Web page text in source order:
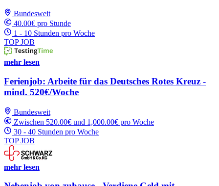
Bundesweit
40.00€ pro Stunde
1 - 10 Stunden pro Woche
TOP JOB
mehr lesen
Ferienjob: Arbeite für das Deutsches Rotes Kreuz -
mind. 520€/Woche
Bundesweit
Zwischen 520.00€ und 1,000.00€ pro Woche
30 - 40 Stunden pro Woche
TOP JOB
mehr lesen